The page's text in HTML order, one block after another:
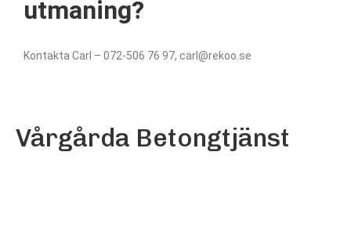
utmaning?
Kontakta Carl – 072-506 76 97, carl@rekoo.se
Vårgårda Betongtjänst